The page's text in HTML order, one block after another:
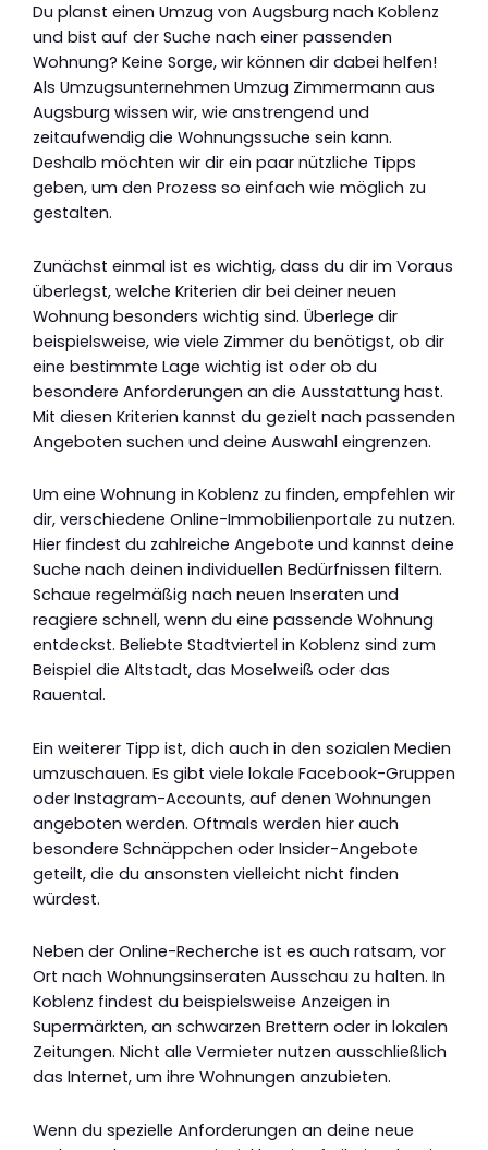
Du planst einen Umzug von Augsburg nach Koblenz
und bist auf der Suche nach einer passenden
Wohnung? Keine Sorge, wir können dir dabei helfen!
Als Umzugsunternehmen Umzug Zimmermann aus
Augsburg wissen wir, wie anstrengend und
zeitaufwendig die Wohnungssuche sein kann.
Deshalb möchten wir dir ein paar nützliche Tipps
geben, um den Prozess so einfach wie möglich zu
gestalten.
Zunächst einmal ist es wichtig, dass du dir im Voraus
überlegst, welche Kriterien dir bei deiner neuen
Wohnung besonders wichtig sind. Überlege dir
beispielsweise, wie viele Zimmer du benötigst, ob dir
eine bestimmte Lage wichtig ist oder ob du
besondere Anforderungen an die Ausstattung hast.
Mit diesen Kriterien kannst du gezielt nach passenden
Angeboten suchen und deine Auswahl eingrenzen.
Um eine Wohnung in Koblenz zu finden, empfehlen wir
dir, verschiedene Online-Immobilienportale zu nutzen.
Hier findest du zahlreiche Angebote und kannst deine
Suche nach deinen individuellen Bedürfnissen filtern.
Schaue regelmäßig nach neuen Inseraten und
reagiere schnell, wenn du eine passende Wohnung
entdeckst. Beliebte Stadtviertel in Koblenz sind zum
Beispiel die Altstadt, das Moselweiß oder das
Rauental.
Ein weiterer Tipp ist, dich auch in den sozialen Medien
umzuschauen. Es gibt viele lokale Facebook-Gruppen
oder Instagram-Accounts, auf denen Wohnungen
angeboten werden. Oftmals werden hier auch
besondere Schnäppchen oder Insider-Angebote
geteilt, die du ansonsten vielleicht nicht finden
würdest.
Neben der Online-Recherche ist es auch ratsam, vor
Ort nach Wohnungsinseraten Ausschau zu halten. In
Koblenz findest du beispielsweise Anzeigen in
Supermärkten, an schwarzen Brettern oder in lokalen
Zeitungen. Nicht alle Vermieter nutzen ausschließlich
das Internet, um ihre Wohnungen anzubieten.
Wenn du spezielle Anforderungen an deine neue